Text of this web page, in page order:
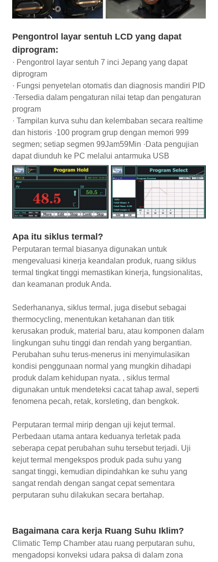
Pengontrol layar sentuh LCD yang dapat
diprogram:
· Pengontrol layar sentuh 7 inci Jepang yang dapat
diprogram
· Fungsi penyetelan otomatis dan diagnosis mandiri PID
·Tersedia dalam pengaturan nilai tetap dan pengaturan
program
· Tampilan kurva suhu dan kelembaban secara realtime
dan historis ·100 program grup dengan memori 999
segmen; setiap segmen 99Jam59Min ·Data pengujian
dapat diunduh ke PC melalui antarmuka USB
Apa itu siklus termal?
Perputaran termal biasanya digunakan untuk
mengevaluasi kinerja keandalan produk, ruang siklus
termal tingkat tinggi memastikan kinerja, fungsionalitas,
dan keamanan produk Anda.
Sederhananya, siklus termal, juga disebut sebagai
thermocycling, menentukan ketahanan dan titik
kerusakan produk, material baru, atau komponen dalam
lingkungan suhu tinggi dan rendah yang bergantian.
Perubahan suhu terus-menerus ini menyimulasikan
kondisi penggunaan normal yang mungkin dihadapi
produk dalam kehidupan nyata. , siklus termal
digunakan untuk mendeteksi cacat tahap awal, seperti
fenomena pecah, retak, korsleting, dan bengkok.
Perputaran termal mirip dengan uji kejut termal.
Perbedaan utama antara keduanya terletak pada
seberapa cepat perubahan suhu tersebut terjadi. Uji
kejut termal mengekspos produk pada suhu yang
sangat tinggi, kemudian dipindahkan ke suhu yang
sangat rendah dengan sangat cepat sementara
perputaran suhu dilakukan secara bertahap.
Bagaimana cara kerja Ruang Suhu Iklim?
Climatic Temp Chamber atau ruang perputaran suhu,
mengadopsi konveksi udara paksa di dalam zona